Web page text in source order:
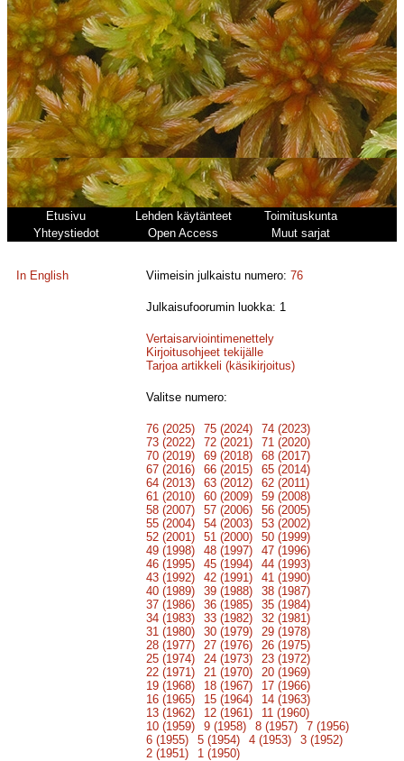
Etusivu Lehden käytänteet
Toimituskunta
Yhteystiedot
Open Access Muut sarjat
In English Viimeisin julkaistu numero:76
Julkaisufoorumin luokka: 1
Vertaisarviointimenettely
Kirjoitusohjeet tekijälle
Tarjoa artikkeli (käsikirjoitus)
Valitse numero:
76 (2025) 75 (2024)
74 (2023)
73 (2022)
72 (2021)
71 (2020)
70 (2019)
69 (2018)
68 (2017)
67 (2016)
66 (2015)
65 (2014)
64 (2013)
63 (2012)
62 (2011)
61 (2010)
60 (2009)
59 (2008)
58 (2007)
57 (2006)
56 (2005)
55 (2004)
54 (2003)
53 (2002)
52 (2001)
51 (2000)
50 (1999)
49 (1998)
48 (1997)
47 (1996)
46 (1995)
45 (1994)
44 (1993)
43 (1992)
42 (1991)
41 (1990)
40 (1989)
39 (1988)
38 (1987)
37 (1986)
36 (1985)
35 (1984)
34 (1983)
33 (1982)
32 (1981)
31 (1980)
30 (1979)
29 (1978)
28 (1977)
27 (1976)
26 (1975)
25 (1974)
24 (1973)
23 (1972)
22 (1971)
21 (1970)
20 (1969)
19 (1968)
18 (1967)
17 (1966)
16 (1965)
15 (1964)
14 (1963)
13 (1962)
12 (1961)
11 (1960)
10 (1959)
9 (1958) 8 (1957)
7 (1956)
6 (1955)
5 (1954) 4 (1953)
3 (1952)
2 (1951)
1 (1950)